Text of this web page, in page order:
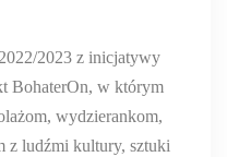
2023 z inicjatywy
BohaterOn, w którym
wydzierankom,
z ludźmi kultury, sztuki